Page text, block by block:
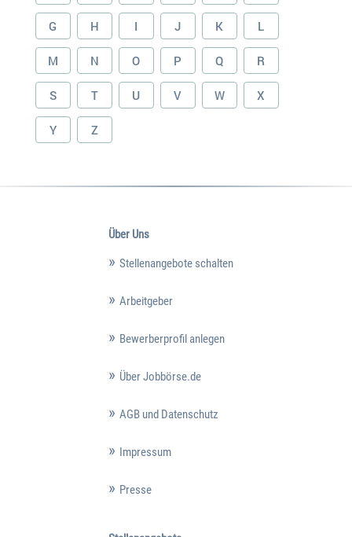
G H I J K L
M N O P Q R
S T U V W X
Y Z
Über Uns
Stellenangebote schalten
Arbeitgeber
Bewerberprofil anlegen
Über Jobbörse.de
AGB und Datenschutz
Impressum
Presse